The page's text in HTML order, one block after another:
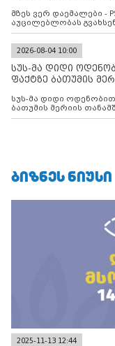
მზეს ვერ დაემალები -
აუცილებლობას
2026-08-04 10:00
სუს-მა დიდი
ფაქტზე ბათუმის
სუს-მა დიდი ოდენობით ქრთამის მოთხოვნისა და აღების ფაქტზე
ბათუმის მერიის
ᲑᲘᲖᲜᲔᲡ ᲜᲘᲣᲡᲘ
2025-11-13 12:44